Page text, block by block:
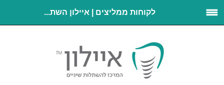
לקוחות ממליצים | איילון השת...